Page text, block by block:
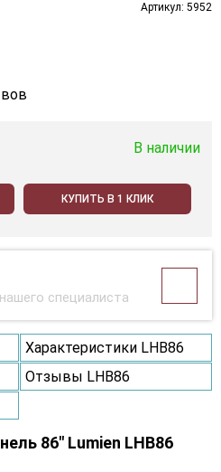
Артикул: 5952
В наличии
КУПИТЬ В 1 КЛИК
специалиста
Характеристики LHB86
Отзывы LHB86
86" Lumien LHB86